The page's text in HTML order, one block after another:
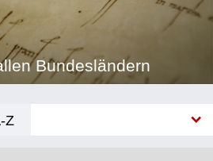
Bundesländern
Z